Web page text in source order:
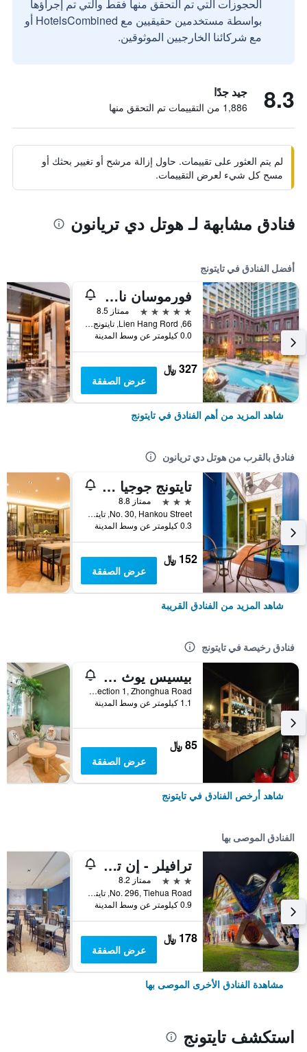
الحجوزات التي تم التحقق منها فقط والتي تم إجراؤها
بواسطة مستخدمين حقيقيين مع HotelsCombined أو
مع شركائنا الخارجيين الموثوقين.
8.3 جيد جدًا
1,886 من التقييمات تم التحقق منها
لم يتم العثور على تقييمات. حاول إزالة مرشح أو تغيير بحثك أو
مسح كل شيء لعرض التقييمات.
فنادق مشابهة لـ هوتل دي تريانون
أفضل الفنادق في تايتونج
فورموسان ناروان هوتل آند ريزورت تايتونج
5 نجوم
ممتاز 8.5
66, Lien Hang Rord, تايتونج, تايوان
0.0 كيلومتر عن وسط المدينة
327 ﷼
عرض الصفقة
شاهد المزيد من أهم الفنادق في تايتونج
فنادق بالقرب من هوتل دي تريانون
تايتونج جوجيا بي آند بي
3 نجوم
ممتاز 8.8
No. 30, Hankou Street, تايتونج, تايوان
0.3 كيلومتر عن وسط المدينة
152 ﷼
عرض الصفقة
شاهد المزيد من الفنادق القريبة
فنادق رخيصة في تايتونج
بيسيس يوث هوستل
NO.290 Section 1, Zhonghua Road, تايتونج, تايوان
1.1 كيلومتر عن وسط المدينة
85 ﷼
عرض الصفقة
شاهد أرخص الفنادق في تايتونج
الفنادق الموصى بها
ترافيلر - إن تيهوا هوتل 2
3 نجوم
ممتاز 8.2
No. 296, Tiehua Road, تايتونج, تايوان
0.9 كيلومتر عن وسط المدينة
178 ﷼
عرض الصفقة
مشاهدة الفنادق الأخرى الموصى بها
استكشف تايتونج